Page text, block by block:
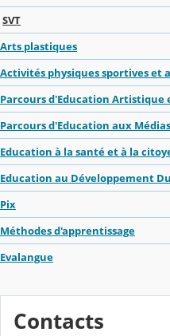
SVT
Arts plastiques
Activités physiques sportives et
Parcours d'Education Artistique
Parcours d'Education aux
Education à la santé et à la
Education au Développement
Pix
Méthodes d'apprentissage
Evalangue
Contacts